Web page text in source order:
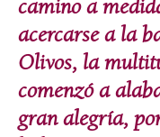
camino a
acercarse a la
Olivos, la
comenzó a
gran alegría,